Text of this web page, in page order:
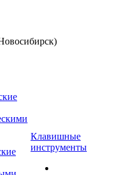
Клавишные
инструменты